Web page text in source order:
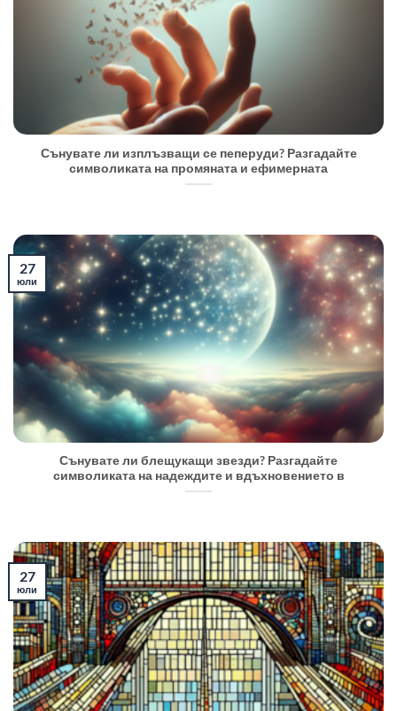
Сънувате ли изплъзващи се пеперуди? Разгадайте
символиката на промяната и ефимерната
Сънувате ли блещукащи звезди? Разгадайте
символиката на надеждите и вдъхновението в
27
юли
27
юли